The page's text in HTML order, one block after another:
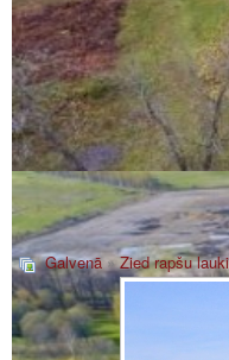
Galvenā»Zied rapšu